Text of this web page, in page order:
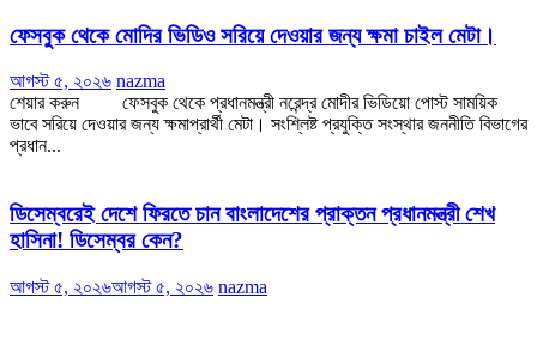
ফেসবুক থেকে মোদির ভিডিও সরিয়ে দেওয়ার জন্য ক্ষমা চাইল মেটা।
আগস্ট ৫, ২০২৬ nazma
শেয়ার করুন ফেসবুক থেকে প্রধানমন্ত্রী নরেন্দ্র মোদীর ভিডিয়ো পোস্ট সাময়িক
ভাবে সরিয়ে দেওয়ার জন্য ক্ষমাপ্রার্থী মেটা। সংশ্লিষ্ট প্রযুক্তি সংস্থার জননীতি বিভাগের
প্রধান...
ডিসেম্বরেই দেশে ফিরতে চান বাংলাদেশের প্রাক্তন প্রধানমন্ত্রী শেখ
হাসিনা! ডিসেম্বর কেন?
আগস্ট ৫, ২০২৬আগস্ট ৫, ২০২৬ nazma